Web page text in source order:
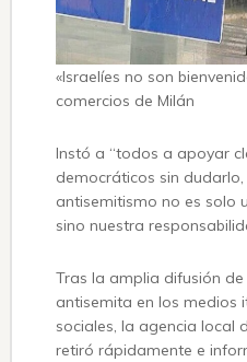
«Israelíes no son
comercios de Milán
Instó a “todos a apoyar
democráticos sin
antisemitismo no es solo
sino nuestra
Tras la amplia difusión
antisemita en los medios
sociales, la agencia local
retiró rápidamente e